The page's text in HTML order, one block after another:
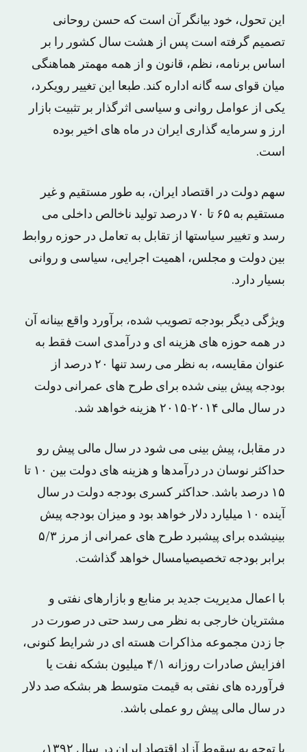
این تحول، خود بیانگر آن است که حسن روحانی
تصمیم گرفته است پس از هشت سال کشور را بر
اساس برنامه، نظم، قانون و از همه مهمتر هماهنگی
میان قوای سه گانه اداره کند. طبعا این تغییر رویکرد،
یکی از عوامل روانی و سیاسی اثرگذار بر تثبیت بازار
ارز و سرمایه گذاری ایران در ماه های اخیر بوده
است.
سهم دولت در اقتصاد ایران، به طور مستقیم و غیر
مستقیم به ۶۵ تا ۷۰ درصد تولید ناخالص داخلی می
رسد و تغییر سیاستها از تقابل به تعامل در حوزه روابط
بین دولت و مجلس، اهمیت اجرایی، سیاسی و روانی
بسیار دارد.
ویژگی دیگر بودجه تصویب شده، برآورد واقع بینانه آن
در همه حوزه های هزینه ای و درآمدی است فقط به
عنوان مقایسه، به نظر می رسد تنها ۲۰ درصد از
بودجه پیش بینی شده برای طرح های عمرانی دولت
در سال مالی ۲۰۱۴-۲۰۱۵ هزینه خواهد شد.
در مقابل، پیش بینی می شود در سال مالی پیش رو
حداکثر نوسان در درآمدها و هزینه های دولت بین ۱۰ تا
۱۵ درصد باشد. حداکثر کسری بودجه دولت در سال
آینده ۱۰ میلیارد دلار خواهد بود و میزان بودجه پیش
بینیشده برای پیشبرد طرح های عمرانی از مرز ۵/۳
برابر بودجه تخصیصیامسال خواهد گذاشت.
با اعمال مدیریت جدید بر منابع و بازارهای نفتی و
مشتریان خارجی به نظر می رسد حتی در صورت در
جا زدن مجموعه مذاکرات هسته ای در شرایط کنونی،
افزایش صادرات روزانه ۴/۱ میلیون بشکه نفت یا
فرآورده های نفتی به قیمت متوسط هر بشکه صد دلار
در سال مالی پیش رو عملی باشد.
با توجه به سقوط آزاد اقتصاد ایران در سال ۱۳۹۲،